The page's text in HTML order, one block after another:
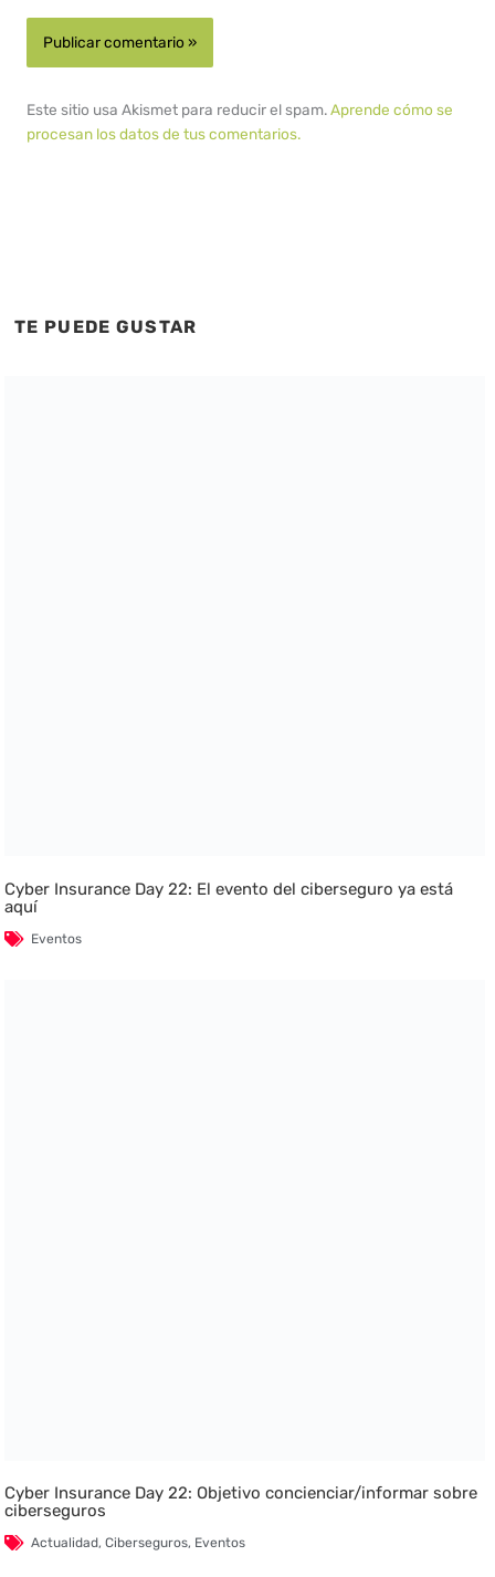
Este sitio usa Akismet para reducir el spam.Aprende cómo se
procesan los datos de tus comentarios.
TE PUEDE GUSTAR
Cyber Insurance Day 22: El evento del ciberseguro ya está
aquí
Eventos
Cyber Insurance Day 22: Objetivo concienciar/informar sobre
ciberseguros
Actualidad,Ciberseguros, Eventos